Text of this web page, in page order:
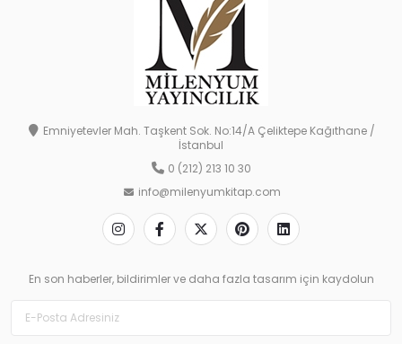
Emniyetevler Mah. Taşkent Sok. No:14/A Çeliktepe Kağıthane /
İstanbul
0 (212) 213 10 30
info@milenyumkitap.com
En son haberler, bildirimler ve daha fazla tasarım için kaydolun